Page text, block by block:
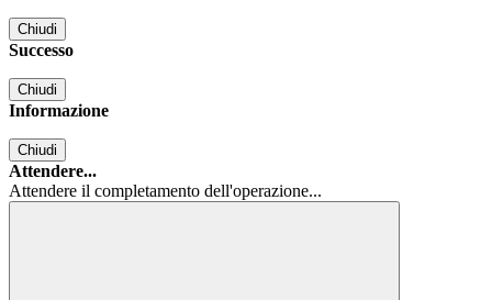
Chiudi
Successo
Chiudi
Informazione
Chiudi
Attendere...
Attendere il completamento dell'operazione...